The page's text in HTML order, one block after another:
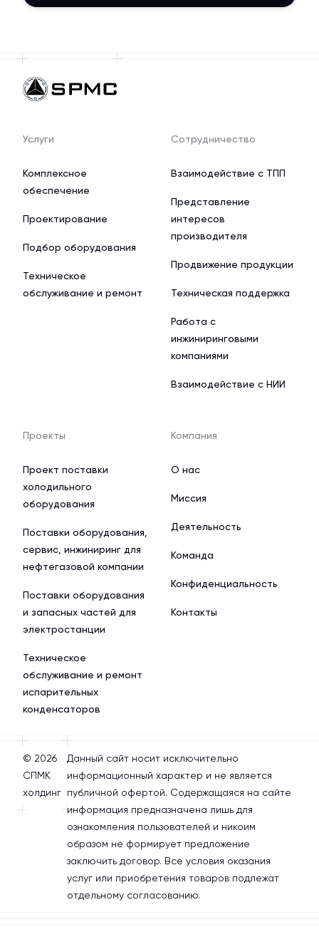
Услуги
Комплексное
обеспечение
Проектирование
Подбор оборудования
Техническое
обслуживание и ремонт
Сотрудничество
Взаимодействие с ТПП
Представление
интересов
производителя
Продвижение продукции
Техническая поддержка
Работа с
инжиниринговыми
компаниями
Взаимодействие с НИИ
Проекты
Проект поставки
холодильного
оборудования
Поставки оборудования,
сервис, инжиниринг для
нефтегазовой компании
Поставки оборудования
и запасных частей для
электростанции
Техническое
обслуживание и ремонт
испарительных
конденсаторов
Компания
О нас
Миссия
Деятельность
Команда
Конфиденциальность
Контакты
© 2026
СПМК
холдинг
Данный сайт носит исключительно
информационный характер и не является
публичной офертой. Содержащаяся на сайте
информация предназначена лишь для
ознакомления пользователей и никоим
образом не формирует предложение
заключить договор. Все условия оказания
услуг или приобретения товаров подлежат
отдельному согласованию.